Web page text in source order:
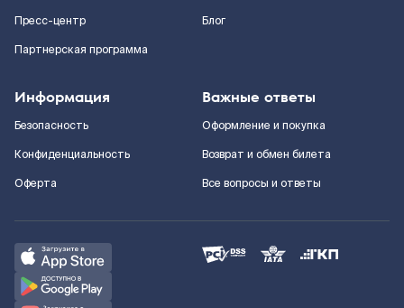
Пресс-центр
Партнерская программа
Блог
Информация
Безопасность
Конфиденциальность
Оферта
Важные ответы
Оформление и покупка
Возврат и обмен билета
Все вопросы и ответы